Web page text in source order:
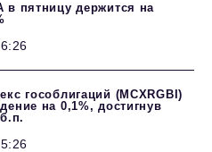
в пятницу держится на
гособлигаций (MCXRGBI)
на 0,1%, достигнув